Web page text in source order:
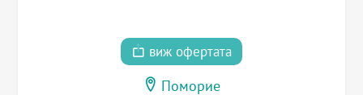
виж офертата
Поморие